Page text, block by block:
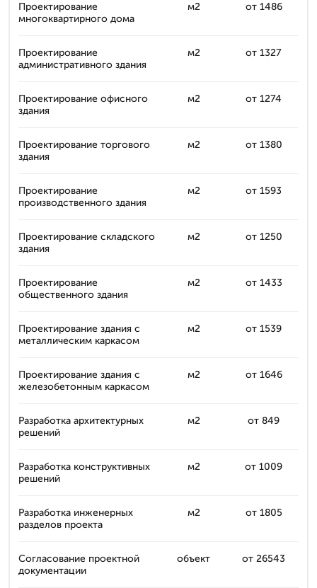
Проектирование
многоквартирного дома
м2 от 1486
Проектирование
административного здания
м2 от 1327
Проектирование офисного
здания
м2 от 1274
Проектирование торгового
здания
м2 от 1380
Проектирование
производственного здания
м2 от 1593
Проектирование складского
здания
м2 от 1250
Проектирование
общественного здания
м2 от 1433
Проектирование здания с
металлическим каркасом
м2 от 1539
Проектирование здания с
железобетонным каркасом
м2 от 1646
Разработка архитектурных
решений
м2 от 849
Разработка конструктивных
решений
м2 от 1009
Разработка инженерных
разделов проекта
м2 от 1805
Согласование проектной
документации
объект от 26543